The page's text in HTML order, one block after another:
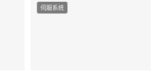
伺服系统